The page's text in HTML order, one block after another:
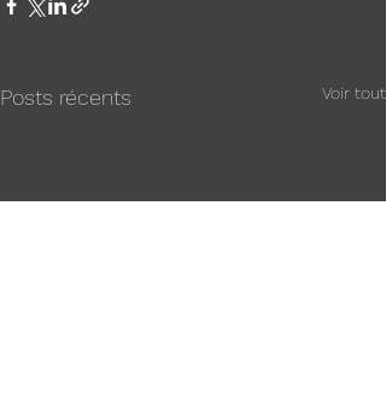
Posts récents Voir tout